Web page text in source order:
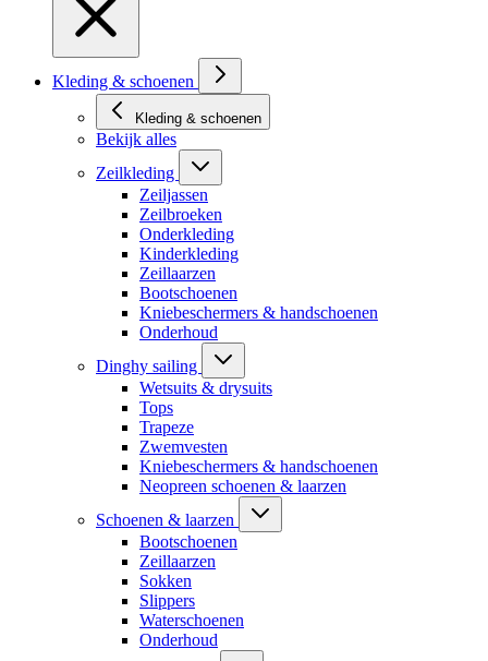
Kleding & schoenen
Kleding & schoenen
Bekijk alles
Zeilkleding
Zeiljassen
Zeilbroeken
Onderkleding
Kinderkleding
Zeillaarzen
Bootschoenen
Kniebeschermers & handschoenen
Onderhoud
Dinghy sailing
Wetsuits & drysuits
Tops
Trapeze
Zwemvesten
Kniebeschermers & handschoenen
Neopreen schoenen & laarzen
Schoenen & laarzen
Bootschoenen
Zeillaarzen
Sokken
Slippers
Waterschoenen
Onderhoud